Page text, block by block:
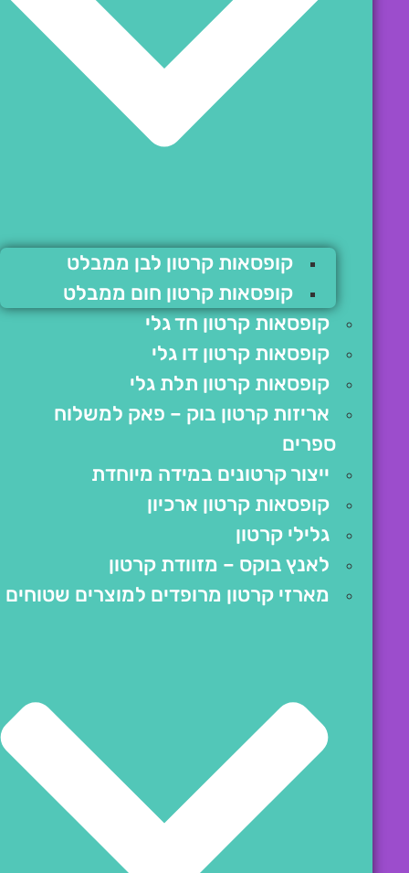
קופסאות קרטון לבן ממבלט
קופסאות קרטון חום ממבלט
קופסאות קרטון חד גלי
קופסאות קרטון דו גלי
קופסאות קרטון תלת גלי
אריזות קרטון בוק – פאק למשלוח
ספרים
ייצור קרטונים במידה מיוחדת
קופסאות קרטון ארכיון
גלילי קרטון
לאנץ בוקס – מזוודת קרטון
מארזי קרטון מרופדים למוצרים שטוחים